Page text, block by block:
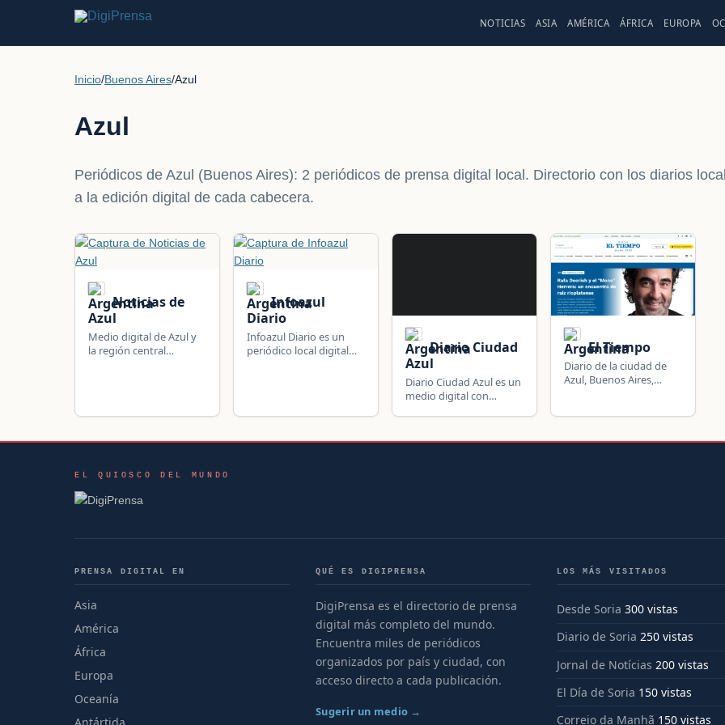
NOTICIAS ASIA AMÉRICA ÁFRICA EUROPA
Inicio/Buenos Aires/Azul
Azul
Periódicos de Azul (Buenos Aires): 2 periódicos de prensa digital local. Directorio con los diarios
a la edición digital de cada cabecera.
Noticias de
Azul
Medio digital de Azul y
la región central
Infoazul
Diario
Infoazul Diario es un
periódico local digital
comunidad.
Diario Ciudad
Azul
Diario Ciudad Azul es un
medio digital con
El Tiempo
Diario de la ciudad de
Azul, Buenos Aires,
EL QUIOSCO DEL MUNDO
PRENSA DIGITAL EN
Asia
América
África
Europa
Oceanía
QUÉ ES DIGIPRENSA
DigiPrensa es el directorio de prensa
digital más completo del mundo.
Encuentra miles de periódicos
organizados por país y ciudad, con
acceso directo a cada publicación.
Sugerir un medio →
LOS MÁS VISITADOS
Desde Soria 300 vistas
Diario de Soria 250 vistas
Jornal de Notícias 200 vistas
El Día de Soria 150 vistas
Correio da Manhã 150 vistas